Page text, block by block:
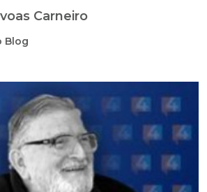
Carneiro
Blog